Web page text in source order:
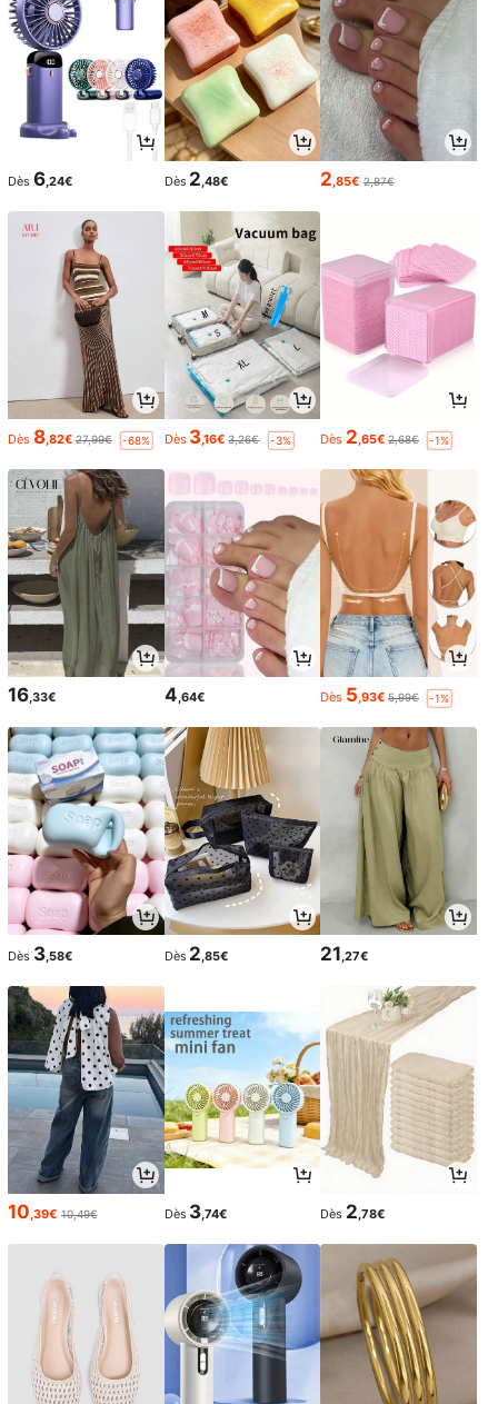
Dès 6,24€ Dès 2 ,48€ 2 ,85€ 2,87€
Dès 8,82€ 27,99€ -68% Dès 3,16€ 3,26€ -3% Dès 2,65€ 2,68€ -1%
16,33€ 4,64€ Dès 5,93€ 5,99€ -1%
Dès 3,58€ Dès 2 ,85€ 21 ,27€
10,39€ 10,49€ Dès 3,74€ Dès 2,78€